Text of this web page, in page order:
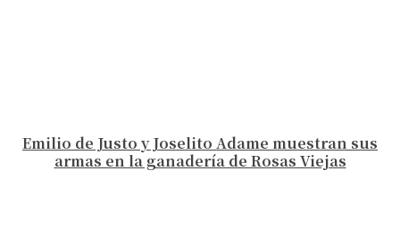
Emilio de Justo y Joselito Adame muestran sus
armas en la ganadería de Rosas Viejas